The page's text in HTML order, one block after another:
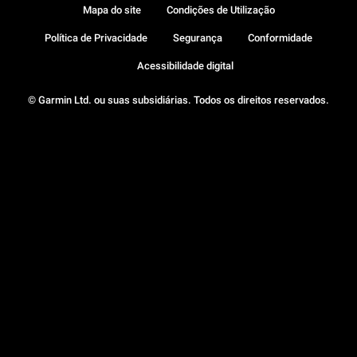
© Garmin Ltd. ou suas subsidiárias. Todos os direitos reservados.
Mapa do site Condições de Utilização
Política de Privacidade Segurança Conformidade
Acessibilidade digital